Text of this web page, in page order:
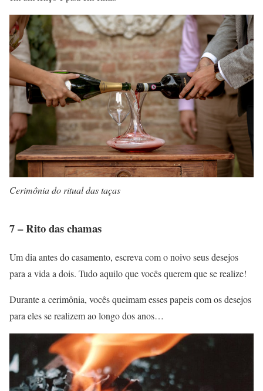
Cerimônia do ritual das taças
7 – Rito das chamas
Um dia antes do casamento, escreva com o noivo seus desejos
para a vida a dois. Tudo aquilo que vocês querem que se realize!
Durante a cerimônia, vocês queimam esses papeis com os desejos
para eles se realizem ao longo dos anos…